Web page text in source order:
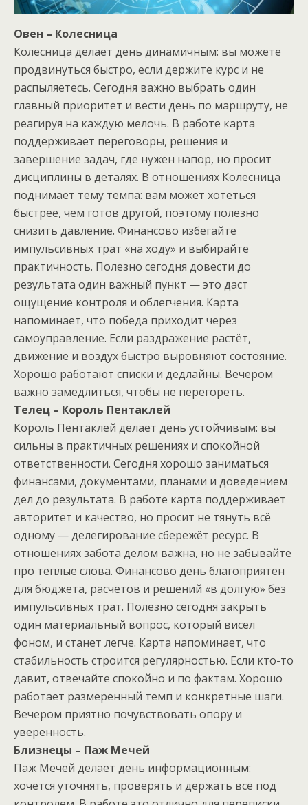
Овен – Колесница
Колесница делает день динамичным: вы можете
продвинуться быстро, если держите курс и не
распыляетесь. Сегодня важно выбрать один
главный приоритет и вести день по маршруту, не
реагируя на каждую мелочь. В работе карта
поддерживает переговоры, решения и
завершение задач, где нужен напор, но просит
дисциплины в деталях. В отношениях Колесница
поднимает тему темпа: вам может хотеться
быстрее, чем готов другой, поэтому полезно
снизить давление. Финансово избегайте
импульсивных трат «на ходу» и выбирайте
практичность. Полезно сегодня довести до
результата один важный пункт — это даст
ощущение контроля и облегчения. Карта
напоминает, что победа приходит через
самоуправление. Если раздражение растёт,
движение и воздух быстро выровняют состояние.
Хорошо работают списки и дедлайны. Вечером
важно замедлиться, чтобы не перегореть.
Телец – Король Пентаклей
Король Пентаклей делает день устойчивым: вы
сильны в практичных решениях и спокойной
ответственности. Сегодня хорошо заниматься
финансами, документами, планами и доведением
дел до результата. В работе карта поддерживает
авторитет и качество, но просит не тянуть всё
одному — делегирование сбережёт ресурс. В
отношениях забота делом важна, но не забывайте
про тёплые слова. Финансово день благоприятен
для бюджета, расчётов и решений «в долгую» без
импульсивных трат. Полезно сегодня закрыть
один материальный вопрос, который висел
фоном, и станет легче. Карта напоминает, что
стабильность строится регулярностью. Если кто-то
давит, отвечайте спокойно и по фактам. Хорошо
работает размеренный темп и конкретные шаги.
Вечером приятно почувствовать опору и
уверенность.
Близнецы – Паж Мечей
Паж Мечей делает день информационным:
хочется уточнять, проверять и держать всё под